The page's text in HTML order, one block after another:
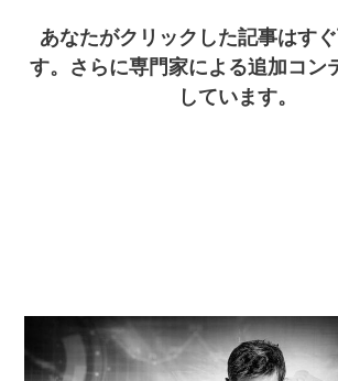
あなたがクリックした記事はす
す。さらに専門家による追加コン
しています。